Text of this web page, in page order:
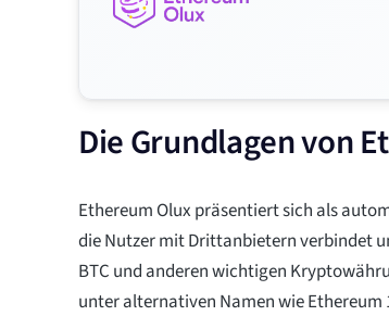
Die Grundlagen von
Ethereum Olux präsentiert sich als
die Nutzer mit Drittanbietern verbindet
BTC und anderen wichtigen
unter alternativen Namen wie Ethereum